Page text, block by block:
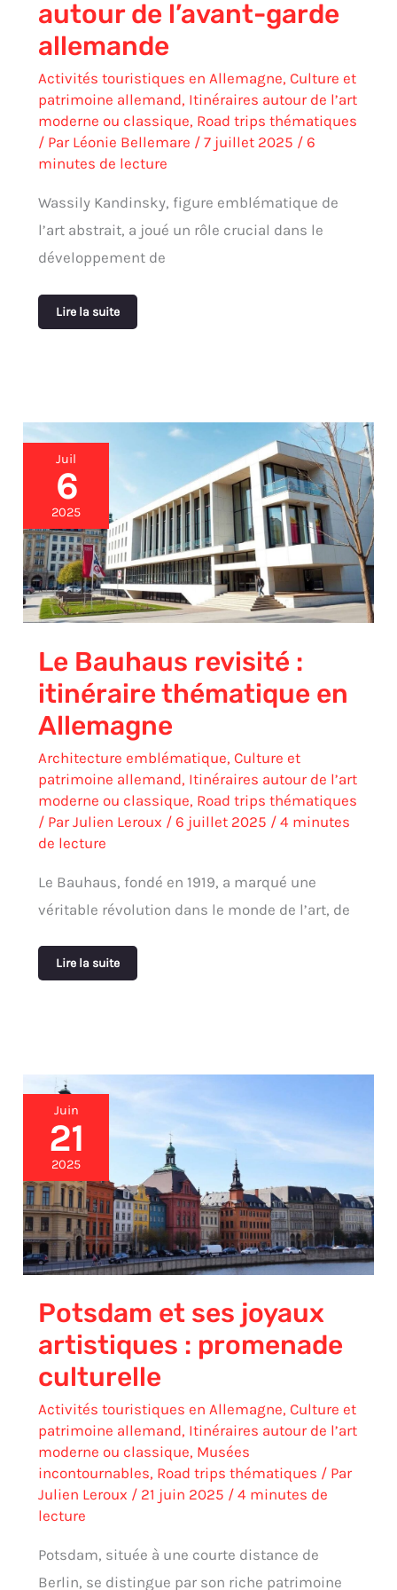
autour de l’avant-garde
allemande
Activités touristiques en Allemagne,Culture et
patrimoine allemand, Itinéraires autour de l’art
moderne ou classique, Road trips thématiques
/ Par Léonie Bellemare /7 juillet 2025 /6
minutes de lecture
Wassily Kandinsky, figure emblématique de
l’art abstrait, a joué un rôle crucial dans le
développement de
Lire la suite
Juil
6
2025
Le Bauhaus revisité :
itinéraire thématique en
Allemagne
Architecture emblématique,Culture et
patrimoine allemand, Itinéraires autour de l’art
moderne ou classique, Road trips thématiques
/ ParJulien Leroux /6 juillet 2025 /4 minutes
de lecture
Le Bauhaus, fondé en 1919, a marqué une
véritable révolution dans le monde de l’art, de
Bauhaus
revisité
itinéraire
thématique
en
Allemagne
Lire la suite
Juin
21
2025
Potsdam et ses joyaux
artistiques : promenade
culturelle
Activités touristiques en Allemagne,Culture et
patrimoine allemand, Itinéraires autour de l’art
moderne ou classique, Musées
incontournables, Road trips thématiques / Par
Julien Leroux / 21 juin 2025 /4 minutes de
lecture
Potsdam, située à une courte distance de
Berlin, se distingue par son riche patrimoine
et
ses
joyaux
artistiques
:
promenade
culturelle